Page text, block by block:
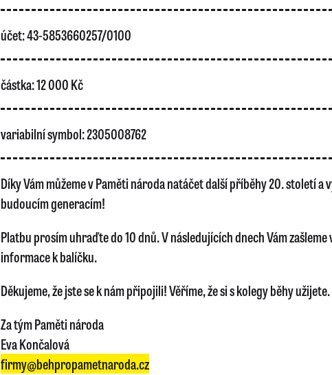
účet: 43-5853660257/0100
částka: 12 000 Kč
variabilní symbol: 2305008762
Díky Vám můžeme v Paměti národa natáčet další příběhy 20. století a
budoucím generacím!
Platbu prosím uhraďte do 10 dnů. V následujících dnech Vám
informace k balíčku.
Děkujeme, že jste se k nám připojili! Věříme, že si s kolegy běhy užijete.
Za tým Paměti národa
Eva Končalová
firmy@behpropametnaroda.cz